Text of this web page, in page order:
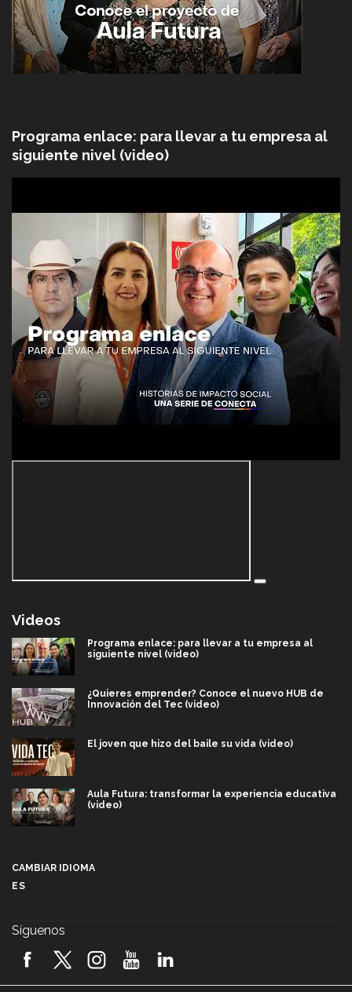
Programa enlace: para llevar a tu empresa al
siguiente nivel (video)
Videos
Programa enlace: para llevar a tu empresa al
siguiente nivel (video)
¿Quieres emprender? Conoce el nuevo HUB de
Innovación del Tec (video)
El joven que hizo del baile su vida (video)
Aula Futura: transformar la experiencia educativa
(video)
2026! (video)
CAMBIAR IDIOMA
ES
Síguenos